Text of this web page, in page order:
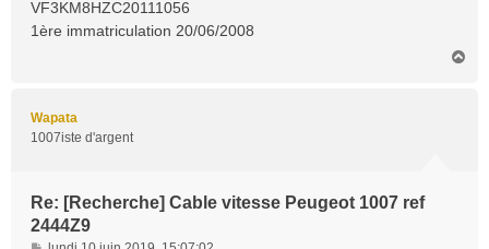
e
VF3KM8HZC20111056
1ère immatriculation 20/06/2008
Wapata
1007iste d'argent
Re: [Recherche] Cable vitesse Peugeot 1007 ref
2444Z9